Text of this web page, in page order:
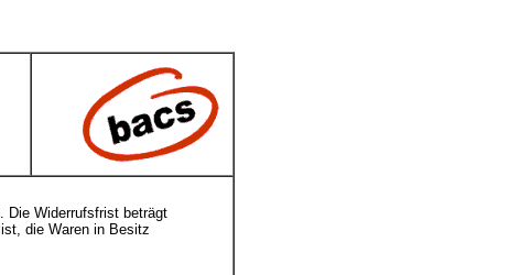
Die Widerrufsfrist beträgt
die Waren in Besitz